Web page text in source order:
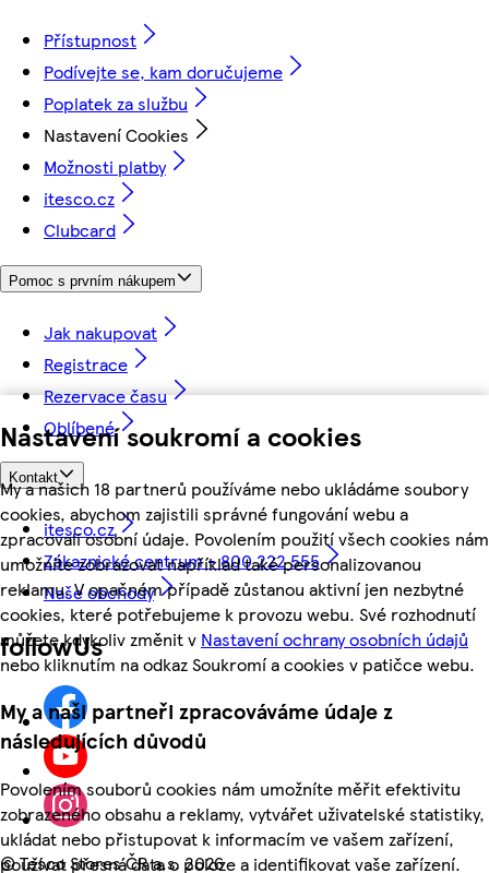
Nastavení soukromí a cookies
My a našich 18 partnerů používáme nebo ukládáme soubory
cookies, abychom zajistili správné fungování webu a
zpracovali osobní údaje. Povolením použití všech cookies nám
umožníte zobrazovat například také personalizovanou
reklamu. V opačném případě zůstanou aktivní jen nezbytné
cookies, které potřebujeme k provozu webu. Své rozhodnutí
můžete kdykoliv změnit v Nastavení ochrany osobních údajů
nebo kliknutím na odkaz Soukromí a cookies v patičce webu.
My a naši partneři zpracováváme údaje z
následujících důvodů
Povolením souborů cookies nám umožníte měřit efektivitu
zobrazeného obsahu a reklamy, vytvářet uživatelské statistiky,
ukládat nebo přistupovat k informacím ve vašem zařízení,
používat přesná data o poloze a identifikovat vaše zařízení.
Přístupnost
Podívejte se, kam doručujeme
Poplatek za službu
Nastavení Cookies
Možnosti platby
itesco.cz
Clubcard
Pomoc s prvním nákupem
Jak nakupovat
Registrace
Rezervace času
Oblíbené
Kontakt
itesco.cz
Zákaznické centrum - 800 222 555
Naše obchody
followUs
©Tesco Stores ČR a.s. 2026